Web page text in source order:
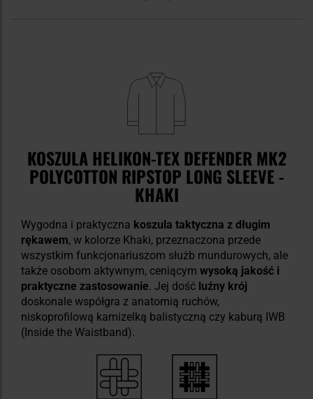
KOSZULA HELIKON-TEX DEFENDER MK2
POLYCOTTON RIPSTOP LONG SLEEVE -
KHAKI
Wygodna i praktyczna koszula taktyczna z długim
rękawem, w kolorze Khaki, przeznaczona przede
wszystkim funkcjonariuszom służb mundurowych, ale
także osobom aktywnym, ceniącym wysoką jakość i
praktyczne zastosowanie. Jej dość luźny krój
doskonale współgra z anatomią ruchów,
niskoprofilową kamizelką balistyczną czy kaburą IWB
(Inside the Waistband).